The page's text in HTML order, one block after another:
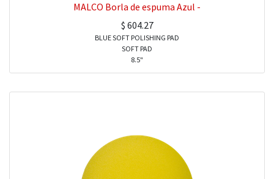
MALCO Borla de espuma Azul -
$ 604.27
BLUE SOFT POLISHING PAD
SOFT PAD
8.5"